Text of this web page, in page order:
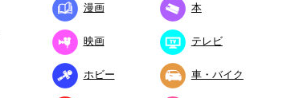
漫画 本
映画 テレビ
ホビー 車・バイク